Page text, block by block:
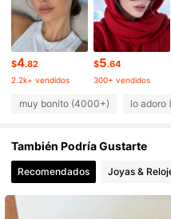
4.80 2.7K
4.80 2.7K
4.80 2.7K
4.80
$4.82
2.2k+ vendidos
$5.64
300+ vendidos
muy bonito (4000+) lo adoro
También Podría Gustarte
Recomendados Joyas &